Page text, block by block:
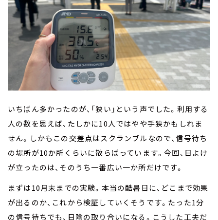
いちばん多かったのが、「狭い」という声でした。利用する
人の数を思えば、たしかに10人ではやや手狭かもしれま
せん。しかもこの交差点はスクランブルなので、信号待ち
の場所が10か所くらいに散らばっています。今回、日よけ
が立ったのは、そのうち一番広い一か所だけです。
まずは10月末までの実験。本当の酷暑日に、どこまで効果
が出るのか、これから検証していくそうです。たった1分
の信号待ちでも、日陰の取り合いになる。こうした工夫だ